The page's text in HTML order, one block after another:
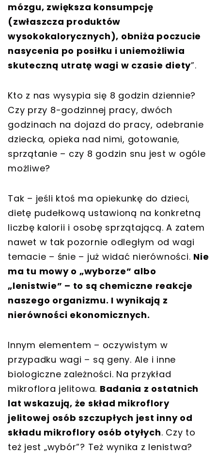
mózgu, zwiększa konsumpcję
(zwłaszcza produktów
wysokokalorycznych), obniża poczucie
nasycenia po posiłku i uniemożliwia
skuteczną utratę wagi w czasie diety”.
Kto z nas wysypia się 8 godzin dziennie?
Czy przy 8-godzinnej pracy, dwóch
godzinach na dojazd do pracy, odebranie
dziecka, opieka nad nimi, gotowanie,
sprzątanie – czy 8 godzin snu jest w ogóle
możliwe?
Tak – jeśli ktoś ma opiekunkę do dzieci,
dietę pudełkową ustawioną na konkretną
liczbę kalorii i osobę sprzątającą. A zatem
nawet w tak pozornie odległym od wagi
temacie – śnie – już widać nierówności. Nie
ma tu mowy o „wyborze” albo
„lenistwie” – to są chemiczne reakcje
naszego organizmu. I wynikają z
nierówności ekonomicznych.
Innym elementem – oczywistym w
przypadku wagi – są geny. Ale i inne
biologiczne zależności. Na przykład
mikroflora jelitowa. Badania z ostatnich
lat wskazują, że skład mikroflory
jelitowej osób szczupłych jest inny od
składu mikroflory osób otyłych. Czy to
też jest „wybór”? Też wynika z lenistwa?